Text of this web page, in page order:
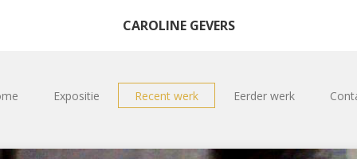
CAROLINE GEVERS
Expositie Recent werk Eerder werk